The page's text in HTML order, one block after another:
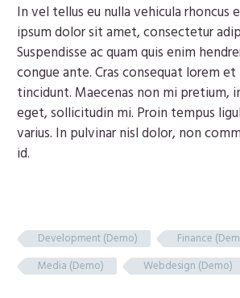
In vel tellus eu nulla vehicula rhoncus
ipsum dolor sit amet, consectetur
Suspendisse ac quam quis enim
congue ante. Cras consequat lorem
tincidunt. Maecenas non mi pretium,
eget, sollicitudin mi. Proin tempus
varius. In pulvinar nisl dolor, non
id.
Development (Demo)
Finance
Media (Demo)
Webdesign (Demo)